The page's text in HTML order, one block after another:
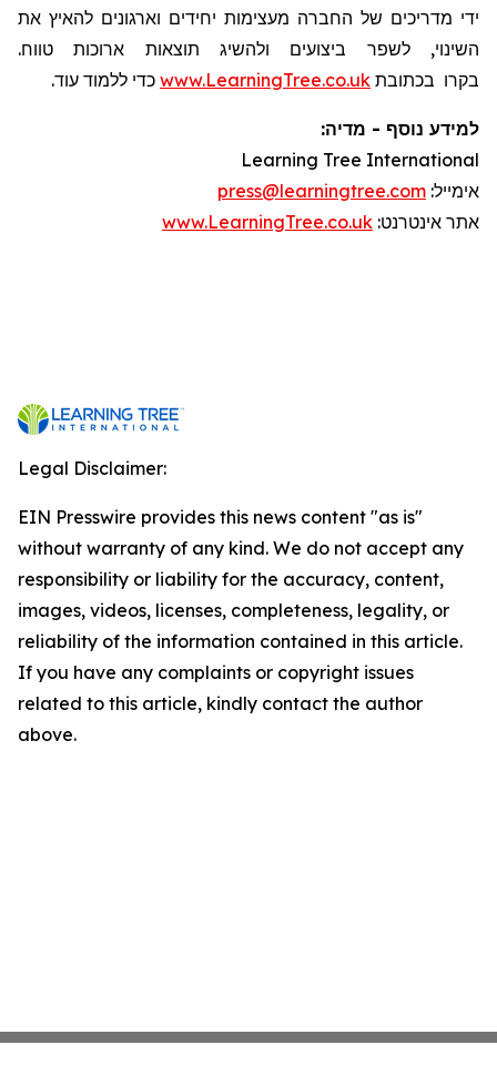
ידי מדריכים של החברה מעצימות יחידים וארגונים להאיץ את
השינוי,לשפר ביצועים ולהשיג תוצאות ארוכות טווח.
בקרו בכתובת www.LearningTree.co.uk כדי ללמוד עוד.
למידע נוסף - מדיה:
Learning Tree International
אימייל:
press@learningtree.com
אתר אינטרנט:
www.LearningTree.co.uk
Legal Disclaimer:
EIN Presswire provides this news content "as is"
without warranty of any kind. We do not accept any
responsibility or liability for the accuracy, content,
images, videos, licenses, completeness, legality, or
reliability of the information contained in this article.
If you have any complaints or copyright issues
related to this article, kindly contact the author
above.